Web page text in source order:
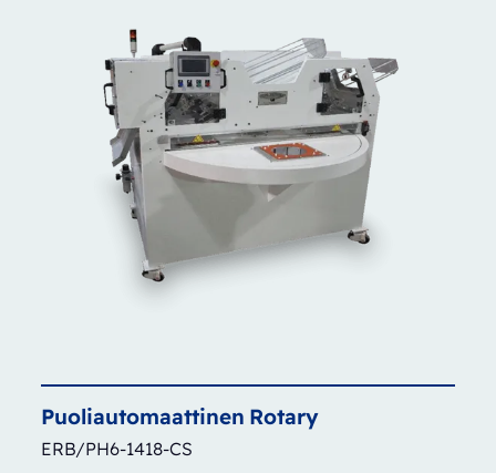
Puoliautomaattinen Rotary
ERB/PH6-1418-CS